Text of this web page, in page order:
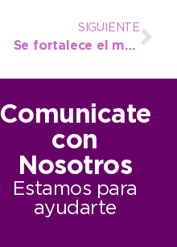
SIGUIENTE
Se fortalece el mensaje de concientización ambiental con jornadas educativas en conjunto
Comunicate
con
Nosotros
Estamos para
ayudarte